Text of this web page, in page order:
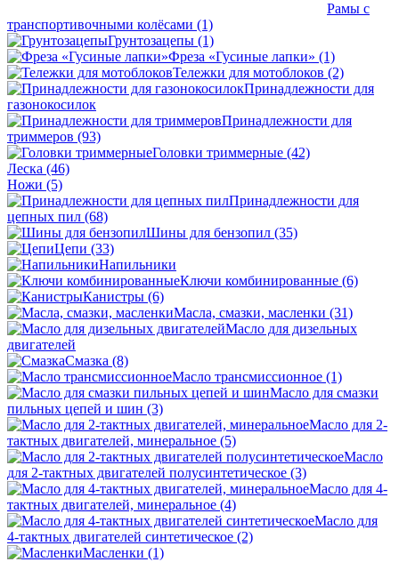
Рамы с
транспортивочными колёсами (1)
Грунтозацепы (1)
Фреза «Гусиные лапки» (1)
Тележки для мотоблоков (2)
Принадлежности для
газонокосилок
Принадлежности для
триммеров (93)
Головки триммерные (42)
Леска (46)
Ножи (5)
Принадлежности для
цепных пил (68)
Шины для бензопил (35)
Цепи (33)
Напильники
Ключи комбинированные (6)
Канистры (6)
Масла, смазки, масленки (31)
Масло для дизельных
двигателей
Смазка (8)
Масло трансмиссионное (1)
Масло для смазки
пильных цепей и шин (3)
Масло для 2-
тактных двигателей, минеральное (5)
Масло
для 2-тактных двигателей полусинтетическое (3)
Масло для 4-
тактных двигателей, минеральное (4)
Масло для
4-тактных двигателей синтетическое (2)
Масленки (1)